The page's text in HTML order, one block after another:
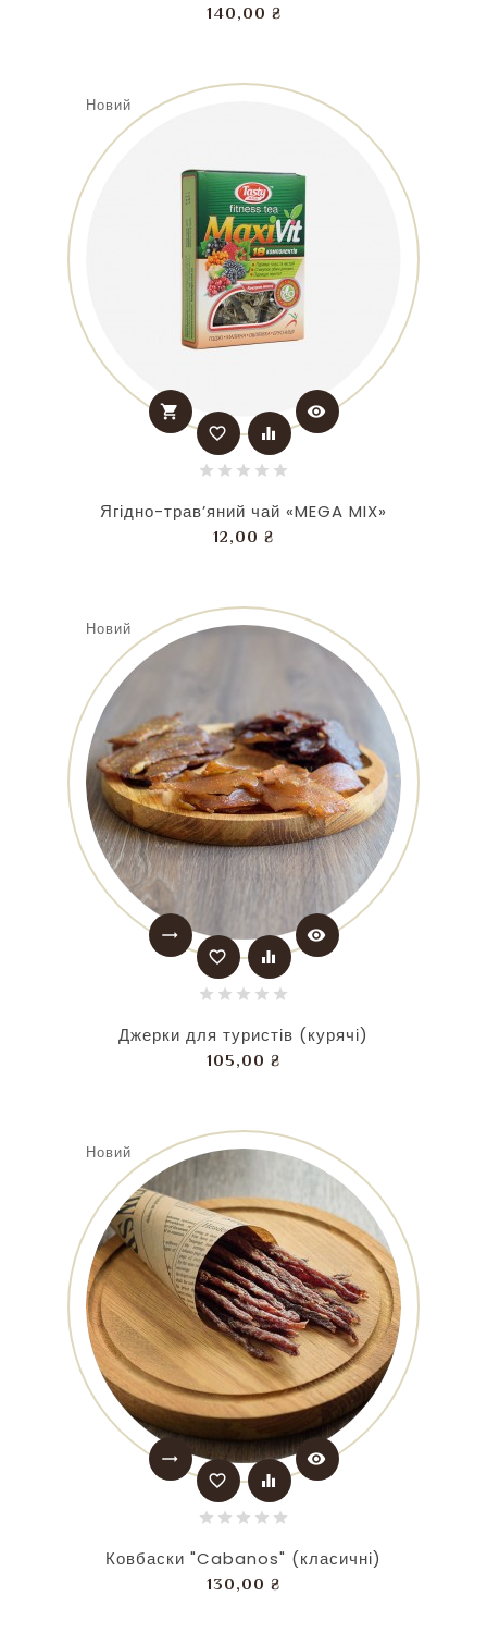
140,00 ₴Ціна
Новий
shopping_cart
favorite_border
equalizer
visibility
Ягідно-трав’яний чай «MEGA MIX»
12,00 ₴
Новий
trending_flat
favorite_border
equalizer
visibility
Джерки для туристів (курячі)
105,00 ₴
Новий
trending_flat
favorite_border
equalizer
visibility
Ковбаски "Cabanos" (класичні)
130,00 ₴